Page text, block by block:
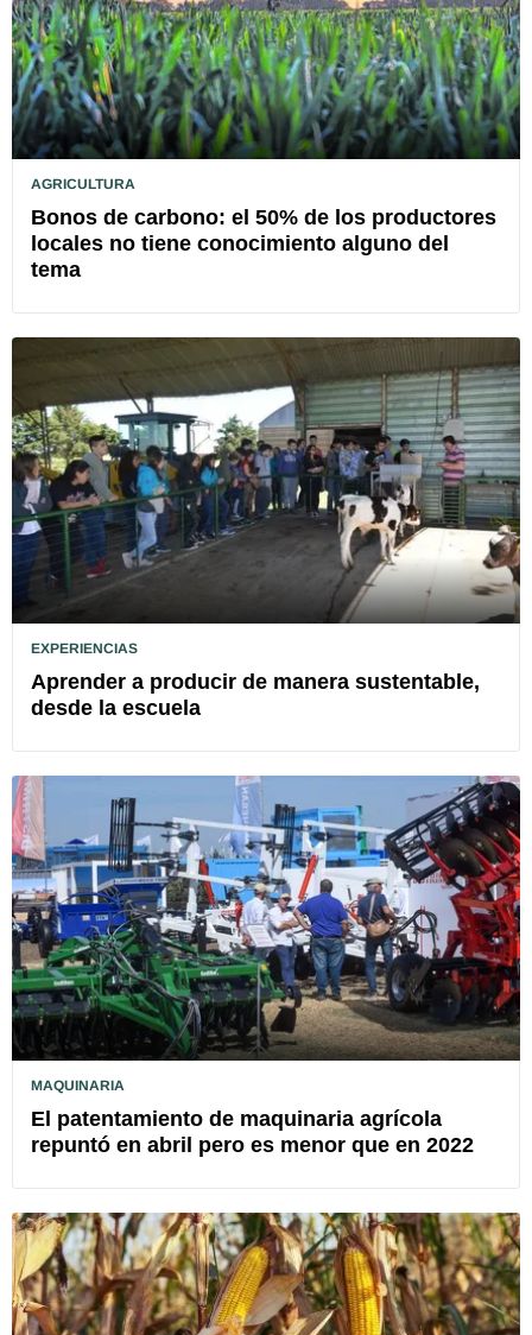
AGRICULTURA
Bonos de carbono: el 50% de los productores
locales no tiene conocimiento alguno del
tema
EXPERIENCIAS
Aprender a producir de manera sustentable,
desde la escuela
MAQUINARIA
El patentamiento de maquinaria agrícola
repuntó en abril pero es menor que en 2022